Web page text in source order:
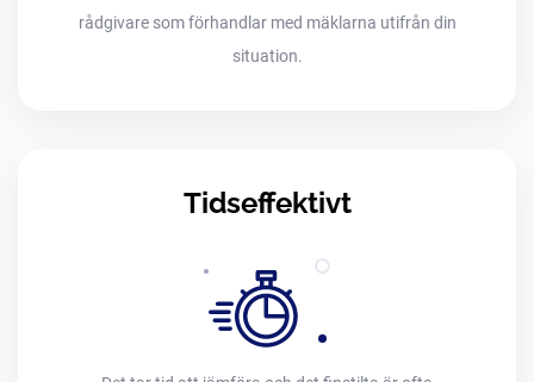
rådgivare som förhandlar med mäklarna utifrån din
situation.
Tidseffektivt